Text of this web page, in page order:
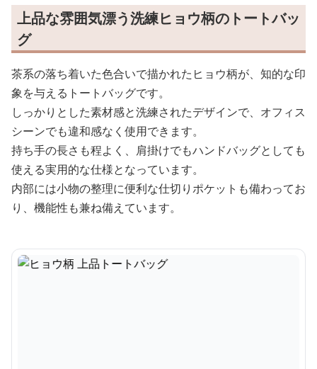
上品な雰囲気漂う洗練ヒョウ柄のトートバッ
グ
茶系の落ち着いた色合いで描かれたヒョウ柄が、知的な印
象を与えるトートバッグです。
しっかりとした素材感と洗練されたデザインで、オフィス
シーンでも違和感なく使用できます。
持ち手の長さも程よく、肩掛けでもハンドバッグとしても
使える実用的な仕様となっています。
内部には小物の整理に便利な仕切りポケットも備わってお
り、機能性も兼ね備えています。